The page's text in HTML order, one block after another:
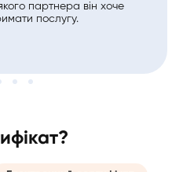
партнера він хоче
послугу.